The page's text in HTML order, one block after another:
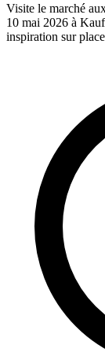
Visite le marché
10 mai 2026 à
inspiration sur